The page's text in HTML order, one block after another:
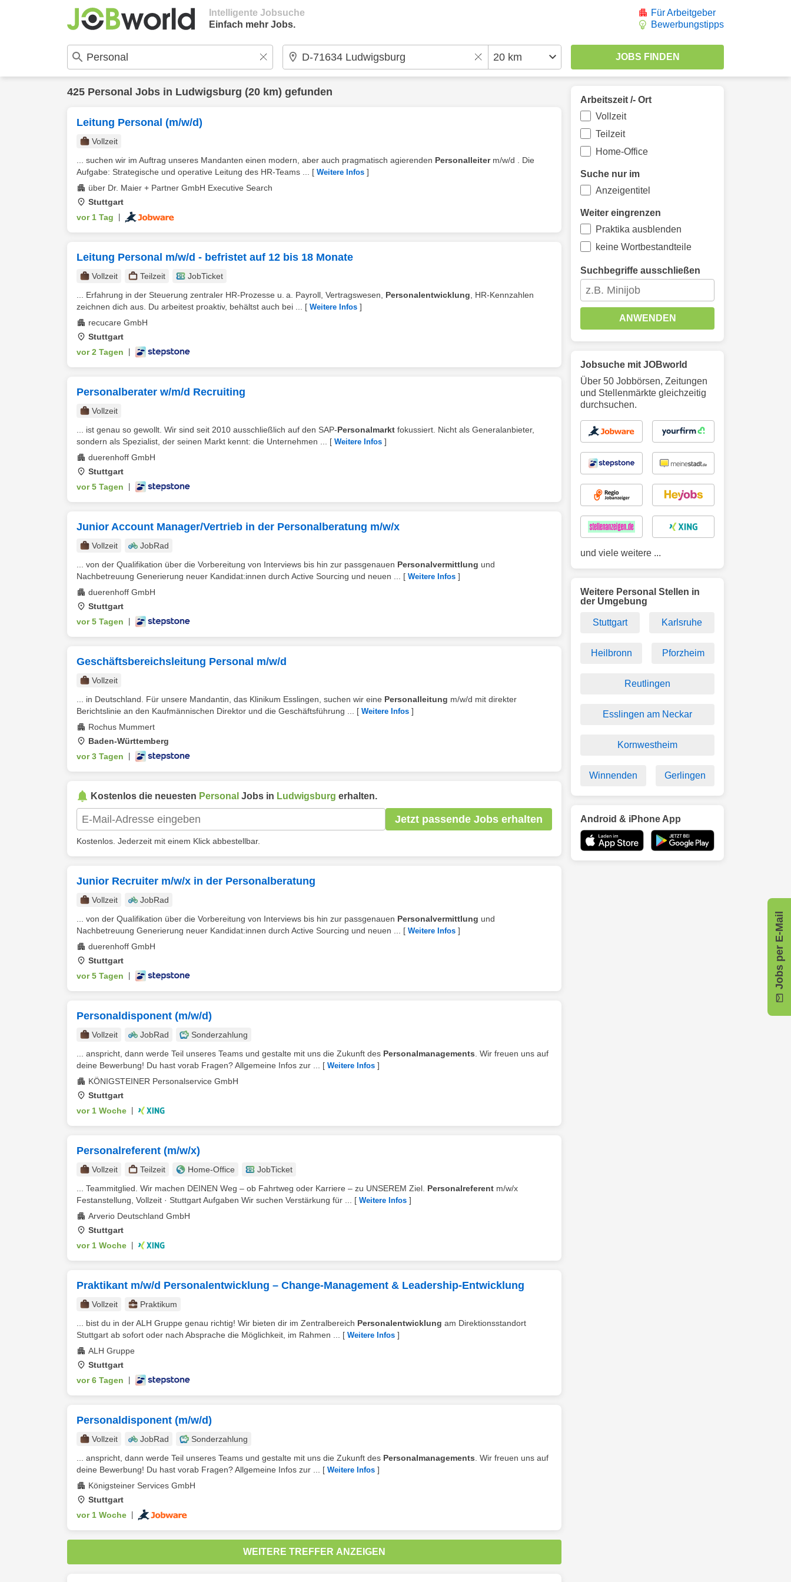
Intelligente Jobsuche
Einfach mehr Jobs.
Für Arbeitgeber
Bewerbungstipps
425 Personal Jobs in Ludwigsburg (20 km) gefunden
Leitung Personal (m/w/d)
Vollzeit
... suchen wir im Auftrag unseres Mandanten einen modern, aber auch pragmatisch agierenden Personalleiterm/w/d . Die
Aufgabe: Strategische und operative Leitung des HR-Teams ...
[ Weitere Infos ]
über Dr. Maier + Partner GmbH Executive Search
Stuttgart
vor 1 Tag
Leitung Personal m/w/d - befristet auf 12 bis 18 Monate
Vollzeit Teilzeit
JobTicket
... Erfahrung in der Steuerung zentraler HR‑Prozesse u. a. Payroll, Vertragswesen, Personalentwicklung , HR‑Kennzahlen
zeichnen dich aus. Du arbeitest proaktiv, behältst auch bei ...
[ Weitere Infos ]
recucare GmbH
Stuttgart
vor 2 Tagen
Personalberater w/m/d Recruiting
Vollzeit
... ist genau so gewollt. Wir sind seit 2010 ausschließlich auf den SAP-Personalmarkt fokussiert. Nicht als Generalanbieter,
sondern als Spezialist, der seinen Markt kennt: die Unternehmen ...
[ Weitere Infos ]
duerenhoff GmbH
Stuttgart
vor 5 Tagen
Junior Account Manager/Vertrieb in der Personalberatung m/w/x
Vollzeit
JobRad
... von der Qualifikation über die Vorbereitung von Interviews bis hin zur passgenauen Personalvermittlung und
Nachbetreuung Generierung neuer Kandidat:innen durch Active Sourcing und neuen ...
[ Weitere Infos ]
duerenhoff GmbH
Stuttgart
vor 5 Tagen
Geschäftsbereichsleitung Personal m/w/d
Vollzeit
... in Deutschland. Für unsere Mandantin, das Klinikum Esslingen, suchen wir eine Personalleitung m/w/d mit direkter
Berichtslinie an den Kaufmännischen Direktor und die Geschäftsführung ...
[ Weitere Infos ]
Rochus Mummert
Baden-Württemberg
vor 3 Tagen
Kostenlos die neuesten Personal Jobs in Ludwigsburg erhalten.
Jetzt passende Jobs erhalten
Kostenlos. Jederzeit mit einem Klick abbestellbar.
Junior Recruiter m/w/x in der Personalberatung
Vollzeit
JobRad
... von der Qualifikation über die Vorbereitung von Interviews bis hin zur passgenauen Personalvermittlung und
Nachbetreuung Generierung neuer Kandidat:innen durch Active Sourcing und neuen ...
[ Weitere Infos ]
duerenhoff GmbH
Stuttgart
vor 5 Tagen
Personaldisponent (m/w/d)
Vollzeit JobRad
Sonderzahlung
... anspricht, dann werde Teil unseres Teams und gestalte mit uns die Zukunft des Personalmanagements . Wir freuen uns auf
deine Bewerbung! Du hast vorab Fragen? Allgemeine Infos zur ...
[ Weitere Infos ]
KÖNIGSTEINER Personalservice GmbH
Stuttgart
vor 1 Woche
Personalreferent (m/w/x)
Vollzeit Teilzeit Home-Office
JobTicket
... Teammitglied. Wir machen DEINEN Weg – ob Fahrtweg oder Karriere – zu UNSEREM Ziel. Personalreferent m/w/x
Festanstellung, Vollzeit · Stuttgart Aufgaben Wir suchen Verstärkung für ...
[ Weitere Infos ]
Arverio Deutschland GmbH
Stuttgart
vor 1 Woche
Praktikant m/w/d Personalentwicklung – Change-Management & Leadership-Entwicklung
Vollzeit
Praktikum
... bist du in der ALH Gruppe genau richtig! Wir bieten dir im Zentralbereich Personalentwicklung am Direktionsstandort
Stuttgart ab sofort oder nach Absprache die Möglichkeit, im Rahmen ...
[ Weitere Infos ]
ALH Gruppe
Stuttgart
vor 6 Tagen
Personaldisponent (m/w/d)
Vollzeit JobRad
Sonderzahlung
... anspricht, dann werde Teil unseres Teams und gestalte mit uns die Zukunft des Personalmanagements . Wir freuen uns auf
deine Bewerbung! Du hast vorab Fragen? Allgemeine Infos zur ...
[ Weitere Infos ]
Königsteiner Services GmbH
Stuttgart
vor 1 Woche
WEITERE TREFFER ANZEIGEN
Jobs per E-Mail
Arbeitszeit /- Ort
Vollzeit
Teilzeit
Home-Office
Suche nur im
Anzeigentitel
Weiter eingrenzen
Praktika ausblenden
keine Wortbestandteile
Suchbegriffe ausschließen
ANWENDEN
Jobsuche mit JOBworld
Über 50 Jobbörsen, Zeitungen
und Stellenmärkte gleichzeitig
durchsuchen.
und viele weitere ...
Weitere Personal Stellen in
der Umgebung
Stuttgart Karlsruhe
Heilbronn Pforzheim
Reutlingen
Esslingen am Neckar
Kornwestheim
Winnenden Gerlingen
Android & iPhone App